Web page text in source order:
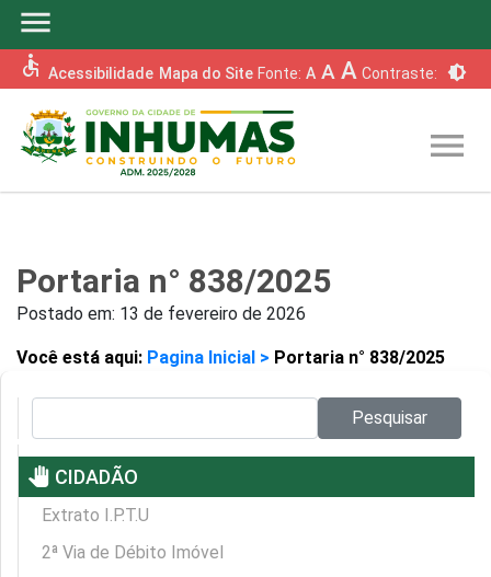
menu
accessible Acessibilidade Mapa do Site Fonte: A A A Contraste: brightness_6
menu
Portaria n° 838/2025
Postado em: 13 de fevereiro de 2026
Você está aqui: Pagina Inicial > Portaria n° 838/2025
Pesquisar
pan_tool CIDADÃO
Extrato I.P.T.U
2ª Via de Débito Imóvel